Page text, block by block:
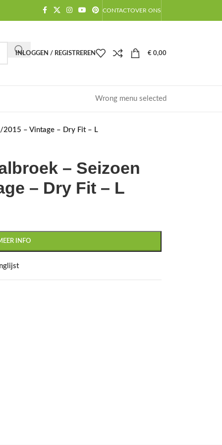
CONTACTOVER ONS
INLOGGEN / REGISTREREN € 0,00
Wrong menu selected
2015 – Vintage – Dry Fit – L
– Seizoen
– Dry Fit – L
INFO